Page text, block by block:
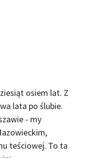
osiem lat. Z
lata po ślubie.
- my
teściowej. To ta